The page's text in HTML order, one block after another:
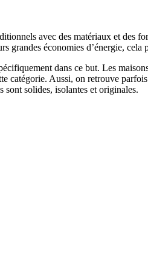
avec des matériaux et des
économies d’énergie, cela
dans ce but. Les
catégorie. Aussi, on retrouve
sont solides, isolantes et originales.